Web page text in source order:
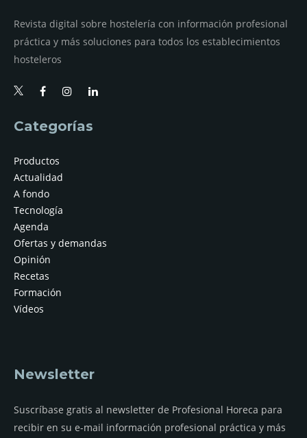
Revista digital sobre hostelería con información profesional
práctica y más soluciones para todos los establecimientos
hosteleros
Categorías
Productos
Actualidad
A fondo
Tecnología
Agenda
Ofertas y demandas
Opinión
Recetas
Formación
Vídeos
Newsletter
Suscríbase gratis al newsletter de Profesional Horeca para
recibir en su e-mail información profesional práctica y más